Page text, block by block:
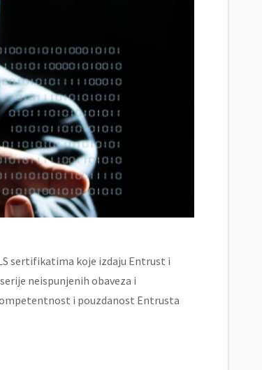
sertifikatima koje izdaju Entrust i
neispunjenih obaveza i
i pouzdanost Entrusta